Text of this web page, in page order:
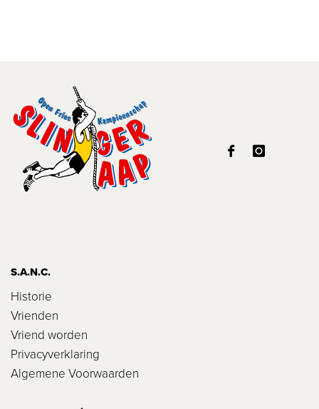
S.A.N.C.
Historie
Vrienden
Vriend worden
Privacyverklaring
Algemene Voorwaarden